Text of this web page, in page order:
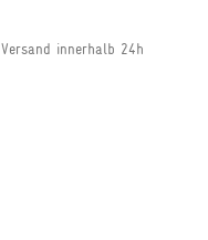
Versand innerhalb 24h